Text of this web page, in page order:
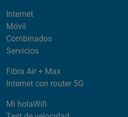
Internet
Móvil
Combinados
Servicios
Fibra Air + Max
Internet con router 5G
Mi holaWifi